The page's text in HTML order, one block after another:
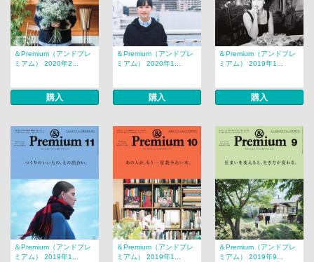
＆Premium（アンドプレ
ミアム） 2020年2...
購入
＆Premium（アンドプレ
ミアム） 2020年1...
購入
＆Premium（アンドプレ
ミアム） 2019年1...
購入
＆Premium（アンドプレ
ミアム） 2019年1...
＆Premium（アンドプレ
ミアム） 2019年1...
＆Premium（アンドプレ
ミアム） 2019年9...